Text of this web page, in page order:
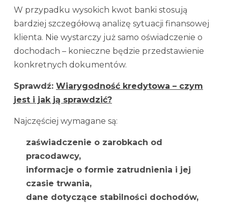
W przypadku wysokich kwot banki stosują
bardziej szczegółową analizę sytuacji finansowej
klienta. Nie wystarczy już samo oświadczenie o
dochodach – konieczne będzie przedstawienie
konkretnych dokumentów.
Sprawdź: Wiarygodność kredytowa – czym
jest i jak ją sprawdzić?
Najczęściej wymagane są:
zaświadczenie o zarobkach od
pracodawcy,
informacje o formie zatrudnienia i jej
czasie trwania,
dane dotyczące stabilności dochodów,